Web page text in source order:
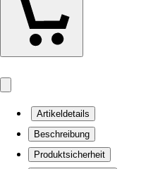
Artikeldetails
Beschreibung
Produktsicherheit